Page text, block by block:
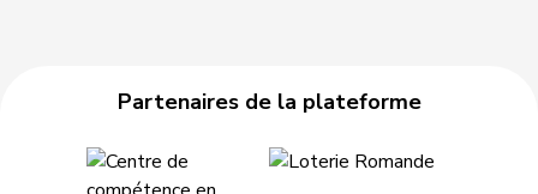
Partenaires de la plateforme